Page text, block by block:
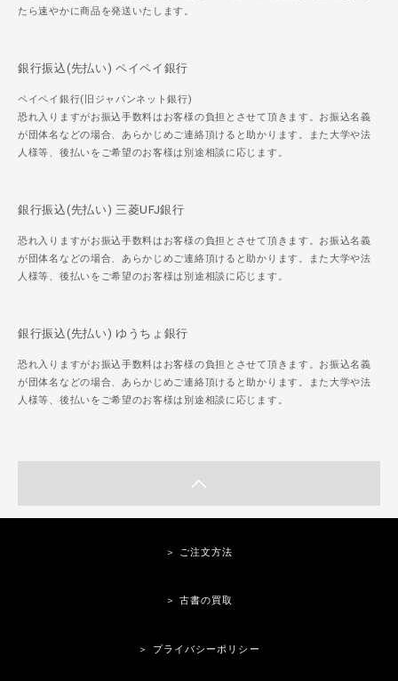
たら速やかに商品を発送いたします。
銀行振込(先払い) ペイペイ銀行
ペイペイ銀行(旧ジャパンネット銀行)
恐れ入りますがお振込手数料はお客様の負担とさせて頂きます。お振込名義
が団体名などの場合、あらかじめご連絡頂けると助かります。また大学や法
人様等、後払いをご希望のお客様は別途相談に応じます。
銀行振込(先払い) 三菱UFJ銀行
恐れ入りますがお振込手数料はお客様の負担とさせて頂きます。お振込名義
が団体名などの場合、あらかじめご連絡頂けると助かります。また大学や法
人様等、後払いをご希望のお客様は別途相談に応じます。
銀行振込(先払い) ゆうちょ銀行
恐れ入りますがお振込手数料はお客様の負担とさせて頂きます。お振込名義
が団体名などの場合、あらかじめご連絡頂けると助かります。また大学や法
人様等、後払いをご希望のお客様は別途相談に応じます。
＞ ご注文方法
＞ 古書の買取
＞ プライバシーポリシー